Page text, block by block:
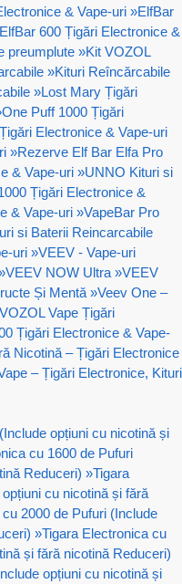
& Vape-uri »ElfBar
ElfBar 600 Țigări Electronice &
preumplute »Kit VOZOL
»Kituri Reîncărcabile
»Lost Mary Țigări
One Puff 1000 Țigări
Electronice & Vape-uri
»Rezerve Elf Bar Elfa Pro
& Vape-uri »UNNO Kituri si
Țigări Electronice &
& Vape-uri »VapeBar Pro
si Baterii Reincarcabile
uri »VEEV - Vape-uri
VEEV NOW Ultra »VEEV
Și Mentă »Veev One –
VOZOL Vape Țigări
Țigări Electronice & Vape-
Nicotină – Țigări Electronice
– Țigări Electronice, Kituri
opțiuni cu nicotină și
cu 1600 de Pufuri
Reduceri) »Tigara
cu nicotină și fără
2000 de Pufuri (Include
»Tigara Electronica cu
și fără nicotină Reduceri)
opțiuni cu nicotină și